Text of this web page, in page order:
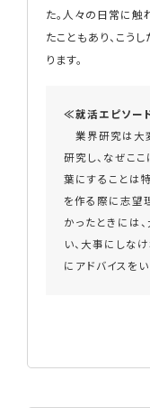
た。人々の日常に触
たこともあり、こう
ります。
≪就活エピソー
業界研究は大
研究し、なぜこ
葉にすることは
を作る際に志望
かったときには
い、大事にしな
にアドバイスをい